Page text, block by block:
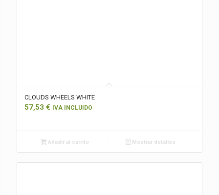
CLOUDS WHEELS WHITE
57,53 € IVA INCLUIDO
Añadir al carrito Mostrar detalles